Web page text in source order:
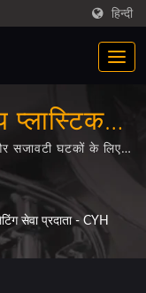
हिन्दी
प्लास्टिक
विशेषज्ञ
सजावटी घटकों के लिए
उत्कृष्टता
सेवा प्रदाता - CYH